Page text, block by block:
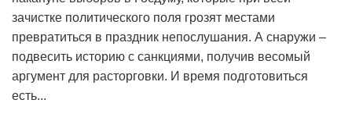
зачистке политического поля грозят местами
превратиться в праздник непослушания. А снаружи –
подвесить историю с санкциями, получив весомый
аргумент для расторговки. И время подготовиться
есть...